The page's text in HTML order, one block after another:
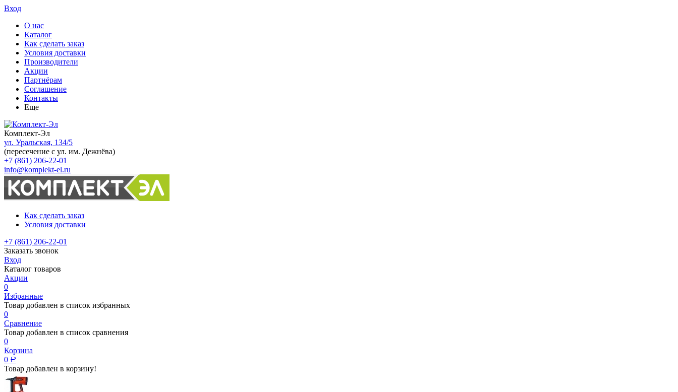
Вход
О нас
Каталог
Как сделать заказ
Условия доставки
Производители
Акции
Партнёрам
Соглашение
Контакты
Еще
Комплект-Эл
ул. Уральская, 134/5
(пересечение с ул. им. Дежнёва)
+7 (861) 206-22-01
info@komplekt-el.ru
Как сделать заказ
Условия доставки
+7 (861) 206-22-01
Заказать звонок
Вход
Каталог товаров
Акции
0
Избранные
Товар добавлен в список избранных
0
Сравнение
Товар добавлен в список сравнения
0
Корзина
0 Р
Товар добавлен в корзину!